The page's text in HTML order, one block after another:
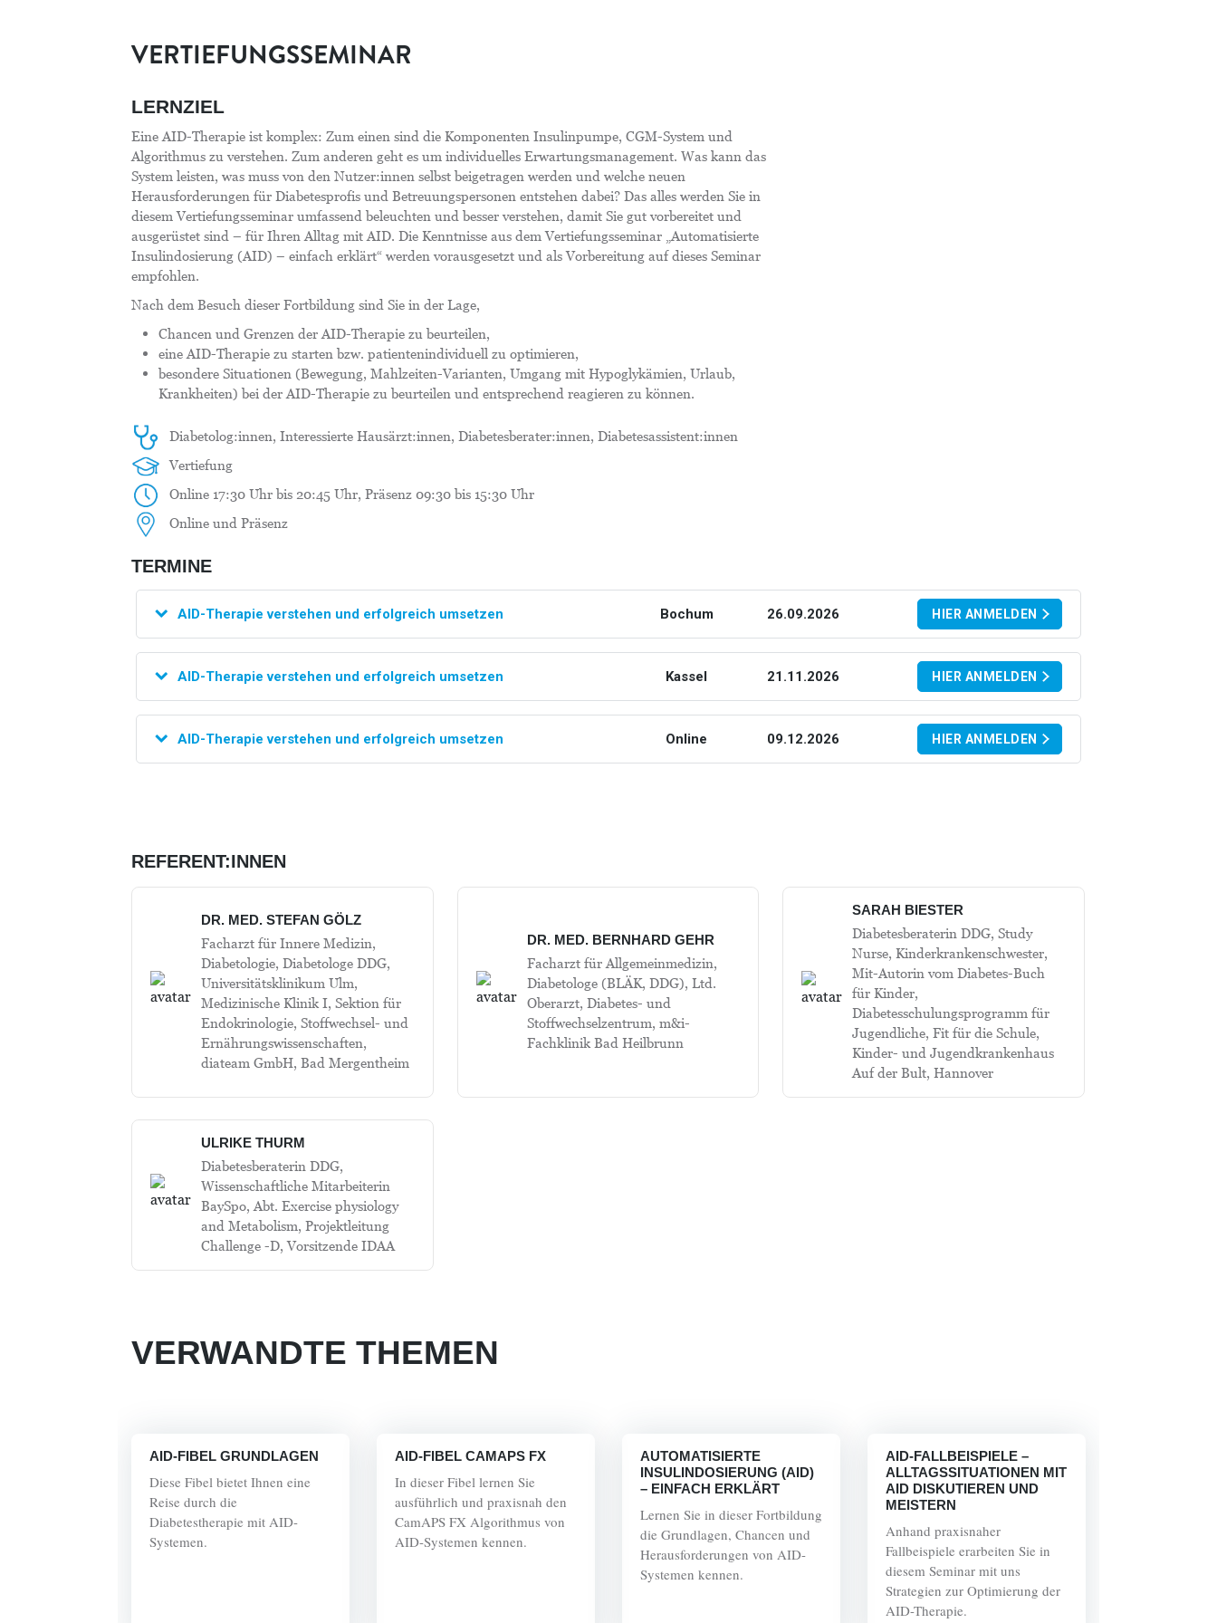
VERTIEFUNGSSEMINAR
LERNZIEL
Eine AID-Therapie ist komplex: Zum einen sind die Komponenten Insulinpumpe, CGM-System und
Algorithmus zu verstehen. Zum anderen geht es um individuelles Erwartungsmanagement. Was kann das
System leisten, was muss von den Nutzer:innen selbst beigetragen werden und welche neuen
Herausforderungen für Diabetesprofis und Betreuungspersonen entstehen dabei? Das alles werden Sie in
diesem Vertiefungsseminar umfassend beleuchten und besser verstehen, damit Sie gut vorbereitet und
ausgerüstet sind – für Ihren Alltag mit AID. Die Kenntnisse aus dem Vertiefungsseminar „Automatisierte
Insulindosierung (AID) – einfach erklärt“ werden vorausgesetzt und als Vorbereitung auf dieses Seminar
empfohlen.
Nach dem Besuch dieser Fortbildung sind Sie in der Lage,
Chancen und Grenzen der AID-Therapie zu beurteilen,
eine AID-Therapie zu starten bzw. patientenindividuell zu optimieren,
besondere Situationen (Bewegung, Mahlzeiten-Varianten, Umgang mit Hypoglykämien, Urlaub,
Krankheiten) bei der AID-Therapie zu beurteilen und entsprechend reagieren zu können.
Diabetolog:innen, Interessierte Hausärzt:innen, Diabetesberater:innen, Diabetesassistent:innen
Vertiefung
Online 17:30 Uhr bis 20:45 Uhr, Präsenz 09:30 bis 15:30 Uhr
Online und Präsenz
TERMINE
AID-Therapie verstehen und erfolgreich umsetzen Bochum 26.09.2026 HIER ANMELDEN
AID-Therapie verstehen und erfolgreich umsetzen Kassel 21.11.2026 HIER ANMELDEN
AID-Therapie verstehen und erfolgreich umsetzen Online 09.12.2026 HIER ANMELDEN
REFERENT:INNEN
DR. MED. STEFAN GÖLZ
Facharzt für Innere Medizin,
Diabetologie, Diabetologe DDG,
Universitätsklinikum Ulm,
Medizinische Klinik I, Sektion für
Endokrinologie, Stoffwechsel-​ und
Ernährungswissenschaften,
diateam GmbH, Bad Mergentheim
DR. MED. BERNHARD GEHR
Facharzt für Allgemeinmedizin,
Diabetologe (BLÄK, DDG), Ltd.
Oberarzt, Diabetes- und
Stoffwechselzentrum, m&i-
Fachklinik Bad Heilbrunn
SARAH BIESTER
Diabetesberaterin DDG, Study
Nurse, Kinderkrankenschwester,
Mit-Autorin vom Diabetes-Buch
für Kinder,
Diabetesschulungsprogramm für
Jugendliche, Fit für die Schule,
Kinder- und Jugendkrankenhaus
Auf der Bult, Hannover
ULRIKE THURM
Diabetesberaterin DDG,
Wissenschaftliche Mitarbeiterin
BaySpo, Abt. Exercise physiology
and Metabolism, Projektleitung
Challenge -D, Vorsitzende IDAA
VERWANDTE THEMEN
AID-FIBEL GRUNDLAGEN
Diese Fibel bietet Ihnen eine
Reise durch die
Diabetestherapie mit AID-
Systemen.
AID-FIBEL CAMAPS FX
In dieser Fibel lernen Sie
ausführlich und praxisnah den
CamAPS FX Algorithmus von
AID-Systemen kennen.
AUTOMATISIERTE
INSULINDOSIERUNG (AID)
– EINFACH ERKLÄRT
Lernen Sie in dieser Fortbildung
die Grundlagen, Chancen und
Herausforderungen von AID-
Systemen kennen.
AID-FALLBEISPIELE –
ALLTAGSSITUATIONEN MIT
AID DISKUTIEREN UND
MEISTERN
Anhand praxisnaher
Fallbeispiele erarbeiten Sie in
diesem Seminar mit uns
Strategien zur Optimierung der
AID-Therapie.